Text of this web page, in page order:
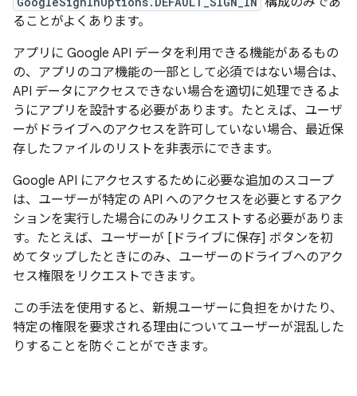
ることがよくあります。
アプリに Google API データを利用できる機能があるもの
の、アプリのコア機能の一部として必須ではない場合は、
API データにアクセスできない場合を適切に処理できるよ
うにアプリを設計する必要があります。たとえば、ユーザ
ーがドライブへのアクセスを許可していない場合、最近保
存したファイルのリストを非表示にできます。
Google API にアクセスするために必要な追加のスコープ
は、ユーザーが特定の API へのアクセスを必要とするアク
ションを実行した場合にのみリクエストする必要がありま
す。たとえば、ユーザーが [ドライブに保存] ボタンを初
めてタップしたときにのみ、ユーザーのドライブへのアク
セス権限をリクエストできます。
この手法を使用すると、新規ユーザーに負担をかけたり、
特定の権限を要求される理由についてユーザーが混乱した
りすることを防ぐことができます。